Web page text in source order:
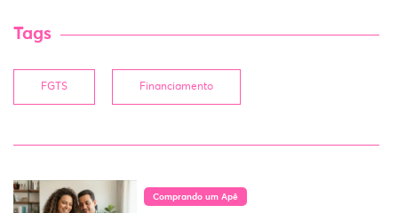
Tags
FGTS Financiamento
Comprando um Apê